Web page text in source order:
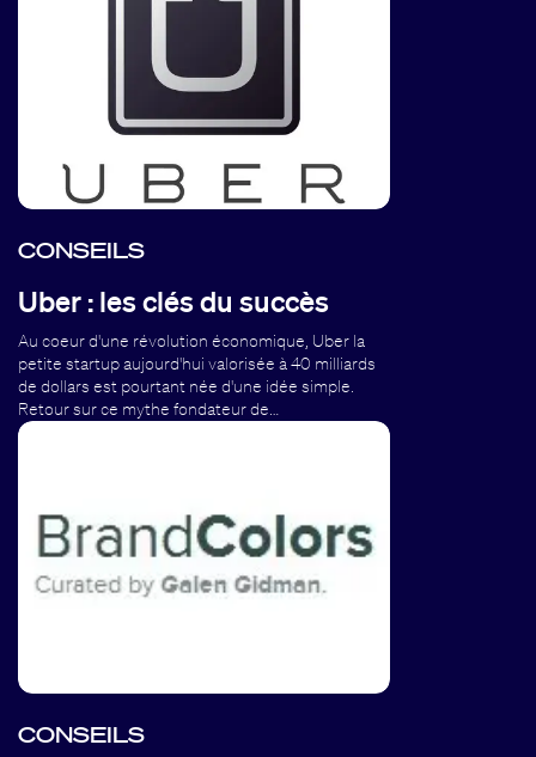
CONSEILS
Uber : les clés du succès
Au coeur d'une révolution économique, Uber la
petite startup aujourd'hui valorisée à 40 milliards
de dollars est pourtant née d'une idée simple.
Retour sur ce mythe fondateur de…
CONSEILS